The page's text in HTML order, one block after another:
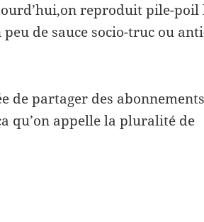
reproduit pile-poil
peu de sauce socio-truc ou
de partager des
qu’on appelle la pluralité de